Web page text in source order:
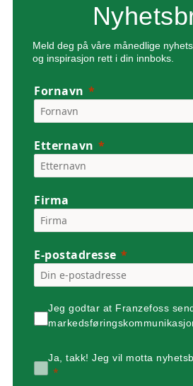
Meld deg på våre månedlige
og inspirasjon rett i din innboks.
Fornavn
Etternavn
Firma
E-postadresse
Jeg godtar at Franzefoss
Ja, takk! Jeg vil motta